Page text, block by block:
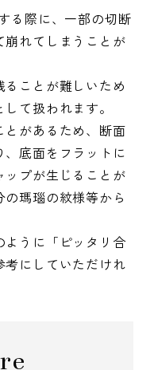
る際に、一部の切断
れてしまうことが
ことが難しいため
て扱われます。
があるため、断面
底面をフラットに
プが生じることが
瑪瑙の紋様等から
うに「ピッタリ合
考にしていただけれ